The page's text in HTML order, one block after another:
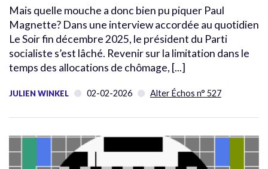
Mais quelle mouche a donc bien pu piquer Paul
Magnette? Dans une interview accordée au quotidien
Le Soir fin décembre 2025, le président du Parti
socialiste s’est lâché. Revenir sur la limitation dans le
temps des allocations de chômage, [...]
JULIEN WINKEL 02-02-2026 Alter Échos n° 527